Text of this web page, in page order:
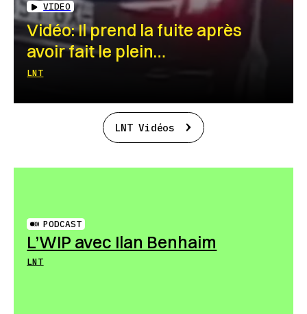
VIDEO
Vidéo: Il prend la fuite après
avoir fait le plein…
LNT
LNT Vidéos
PODCAST
L’WIP avec Ilan Benhaim
LNT